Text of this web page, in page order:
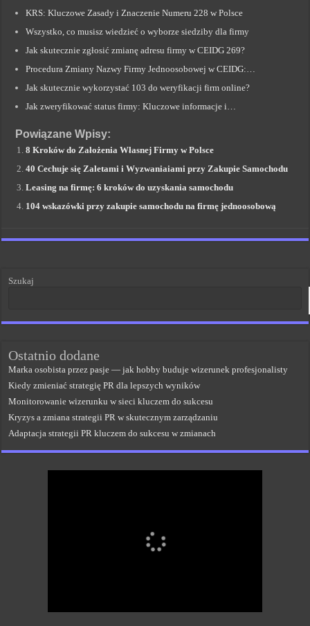
KRS: Kluczowe Zasady i Znaczenie Numeru 228 w Polsce
Wszystko, co musisz wiedzieć o wyborze siedziby dla firmy
Jak skutecznie zgłosić zmianę adresu firmy w CEIDG 269?
Procedura Zmiany Nazwy Firmy Jednoosobowej w CEIDG:…
Jak skutecznie wykorzystać 103 do weryfikacji firm online?
Jak zweryfikować status firmy: Kluczowe informacje i…
Powiązane Wpisy:
8 Kroków do Założenia Własnej Firmy w Polsce
40 Cechuje się Zaletami i Wyzwaniaiami przy Zakupie Samochodu
Leasing na firmę: 6 kroków do uzyskania samochodu
104 wskazówki przy zakupie samochodu na firmę jednoosobową
Szukaj
Ostatnio dodane
Marka osobista przez pasje — jak hobby buduje wizerunek profesjonalisty
Kiedy zmieniać strategię PR dla lepszych wyników
Monitorowanie wizerunku w sieci kluczem do sukcesu
Kryzys a zmiana strategii PR w skutecznym zarządzaniu
Adaptacja strategii PR kluczem do sukcesu w zmianach